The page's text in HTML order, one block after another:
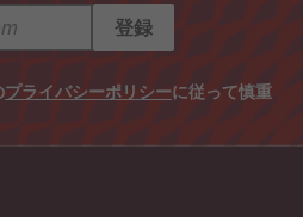
登録
プライバシーポリシーに従って慎重